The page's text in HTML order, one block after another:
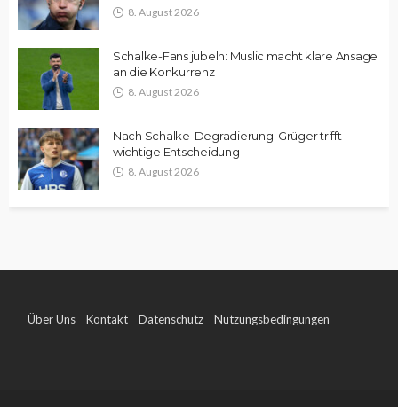
8. August 2026
Schalke-Fans jubeln: Muslic macht klare Ansage
an die Konkurrenz
8. August 2026
Nach Schalke-Degradierung: Grüger trifft
wichtige Entscheidung
8. August 2026
Über Uns Kontakt Datenschutz Nutzungsbedingungen